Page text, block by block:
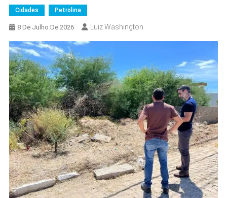
Cidades Petrolina
8 De Julho De 2026 Luiz Washington